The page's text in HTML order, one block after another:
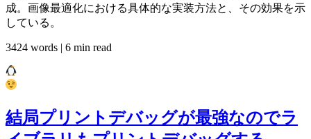
成。画像最適化における具体的な実装方法と、その効果を示
している。
3424 words | 6 min read
結局プリントデバッグが最強なのでラ